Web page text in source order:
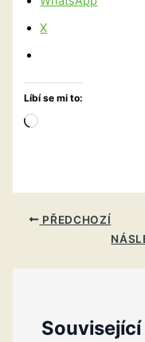
X
Líbí se mi to:
Načítání…
PŘEDCHOZÍ